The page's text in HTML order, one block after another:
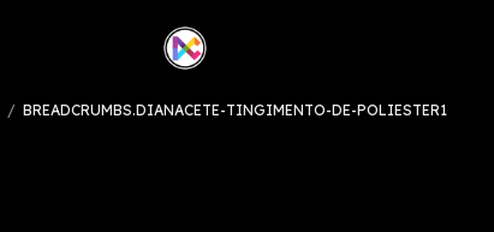
/ BREADCRUMBS.DIANACETE-TINGIMENTO-DE-POLIESTER1